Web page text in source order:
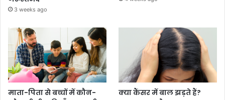
3 weeks ago
माता-पिता से बच्चों में कौन-
क्या कैंसर में बाल झड़ते हैं?